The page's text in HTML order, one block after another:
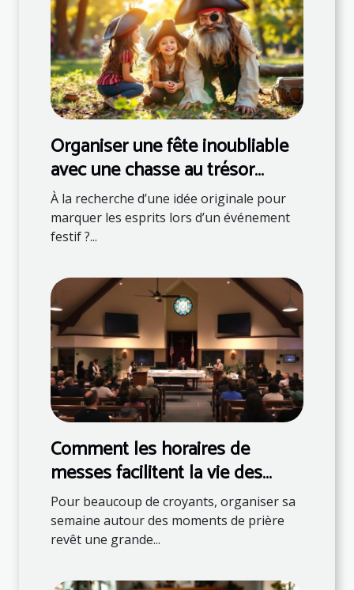
Organiser une fête inoubliable
avec une chasse au trésor
thématique
À la recherche d’une idée originale pour
marquer les esprits lors d’un événement
festif ?...
Comment les horaires de
messes facilitent la vie des
fidèles ?
Pour beaucoup de croyants, organiser sa
semaine autour des moments de prière
revêt une grande...